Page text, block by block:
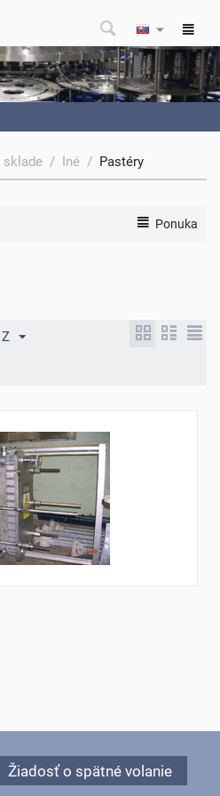
sklade / Iné / Pastéry
Ponuka
Žiadosť o spätné volanie